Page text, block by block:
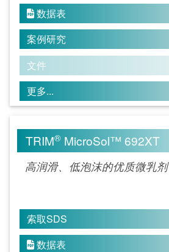
 数据表
案例研究
文件
更多...
TRIM® MicroSol™ 692XT
高润滑、低泡沫的优质微乳剂
索取SDS
 数据表